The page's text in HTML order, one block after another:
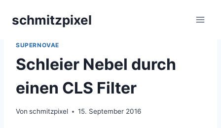
Inhaltschmitzpixel
SUPERNOVAE
Schleier Nebel durch
einen CLS Filter
Von schmitzpixel 15. September 2016